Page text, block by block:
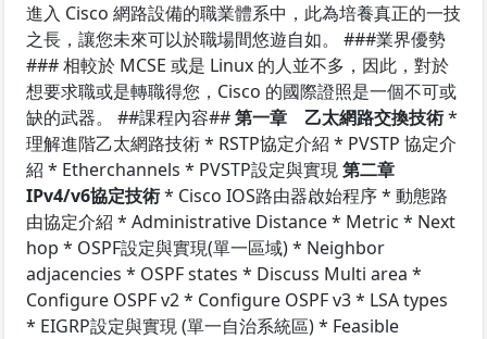
進入 Cisco 網路設備的職業體系中，此為培養真正的一技
之長，讓您未來可以於職場間悠遊自如。 ###業界優勢
### 相較於 MCSE 或是 Linux 的人並不多，因此，對於
想要求職或是轉職得您，Cisco 的國際證照是一個不可或
缺的武器。 ##課程內容##第一章 乙太網路交換技術*
理解進階乙太網路技術 * RSTP協定介紹 * PVSTP 協定介
紹 * Etherchannels * PVSTP設定與實現第二章
IPv4/v6協定技術* Cisco IOS路由器啟始程序 * 動態路
由協定介紹 * Administrative Distance * Metric * Next
hop * OSPF設定與實現(單一區域) * Neighbor
adjacencies * OSPF states * Discuss Multi area *
Configure OSPF v2 * Configure OSPF v3 * LSA types
* EIGRP設定與實現 (單一自治系統區) * Feasible